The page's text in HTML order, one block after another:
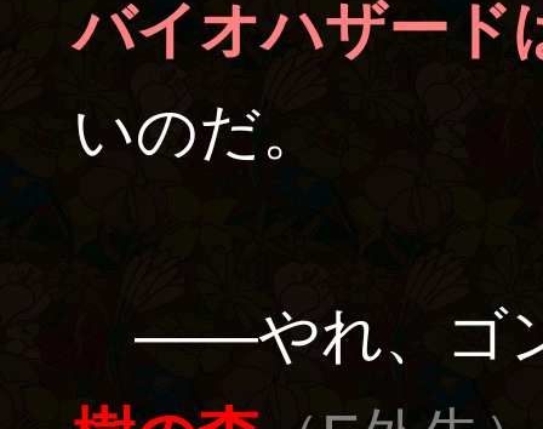
バイオハザード
いのだ。
――やれ、ゴ